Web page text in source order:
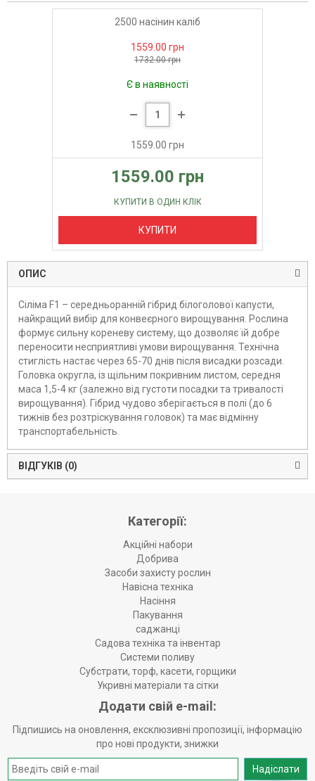
2500 насінин каліб
1559.00 грн
1732.00 грн
Є в наявності
1559.00 грн
1559.00 грн
КУПИТИ В ОДИН КЛІК
КУПИТИ
ОПИС
Сіліма F1 – середньоранній гібрид білоголової капусти,
найкращий вибір для конвеєрного вирощування. Рослина
формує сильну кореневу систему, що дозволяє їй добре
переносити несприятливі умови вирощування. Технічна
стиглість настає через 65-70 днів після висадки розсади.
Головка округла, із щільним покривним листом, середня
маса 1,5-4 кг (залежно від густоти посадки та тривалості
вирощування). Гібрид чудово зберігається в полі (до 6
тижнів без розтріскування головок) та має відмінну
транспортабельність.
ВІДГУКІВ (0)
Категорії:
Акційні набори
Добрива
Засоби захисту рослин
Навісна техніка
Насіння
Пакування
саджанці
Садова техніка та інвентар
Системи поливу
Субстрати, торф, касети, горщики
Укривні матеріали та сітки
Додати свій e-mail:
Підпишись на оновлення, ексклюзивні пропозиції, інформацію
про нові продукти, знижки
Надіслати